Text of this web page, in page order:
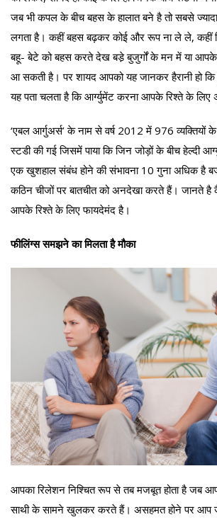
जब भी कपल के बीच बहस के हालात बने है तो सबसे
लगता है। कहीं बहस बढ़कर कोई और रूप ना ले ले, कहीं
बहू- बेटे को बहस करते देख बडे़ बुजुर्गों के मन में या आपके
आ सकती है। पर शायद आपको यह जानकर हैरानी हो
यह पता चलता है कि आर्ग्युमेंट करना आपके रिश्ते के लिए
‘एबल आर्गुअर्स’ के नाम से वर्ष 2012 में 976
स्टडी की गई जिसमें पाया कि जिन जोड़ों के बीच हेल्दी
एक खुशहाल संबंध होने की संभावना 10 गुना अधिक है
कठिन चीजों पर बातचीत को अनदेखा करते हैं। जानते
आपके रिश्ते के लिए फायदेमंद है।
फीलिंग्स समझने का मिलता है मौका
आपका रिलेशन निश्चित रूप से तब मजबूत होता है जब
साथी के सामने खुलकर करते हैं। असहमत होने पर